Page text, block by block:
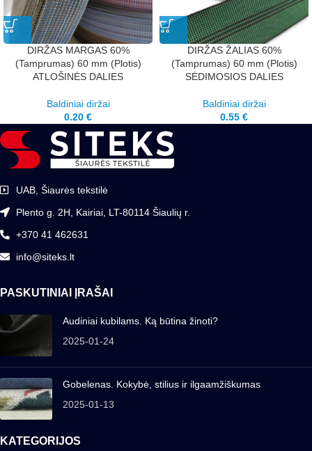
DIRŽAS MARGAS 60%
(Tamprumas) 60 mm (Plotis)
ATLOŠINĖS DALIES
Baldiniai diržai
0.20 €
DIRŽAS ŽALIAS 60%
(Tamprumas) 60 mm (Plotis)
SĖDIMOSIOS DALIES
Baldiniai diržai
0.55 €
UAB, Šiaurės tekstilė
Plento g. 2H, Kairiai, LT-80114 Šiaulių r.
+370 41 462631
info@siteks.lt
PASKUTINIAI ĮRAŠAI
Audiniai kubilams. Ką būtina žinoti?
2025-01-24
Gobelenas. Kokybė, stilius ir ilgaamžiškumas
2025-01-13
KATEGORIJOS